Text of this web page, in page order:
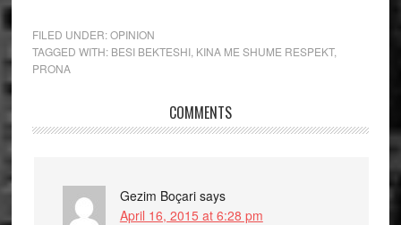
FILED UNDER:OPINION
TAGGED WITH: BESI BEKTESHI, KINA ME SHUME RESPEKT,
PRONA
COMMENTS
Gezim Boçari says
April 16, 2015 at 6:28 pm